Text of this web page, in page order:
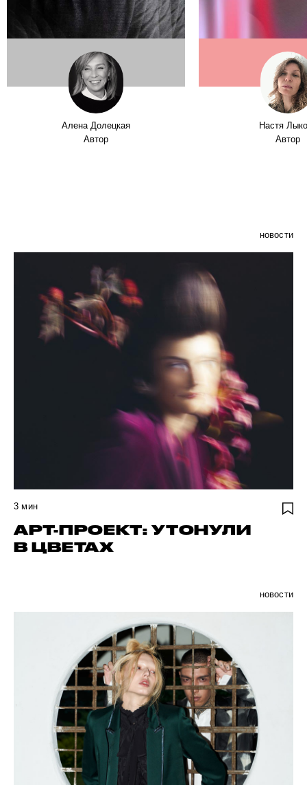
Алена Долецкая
Автор
Настя
Автор
новости
3 мин
АРТ-ПРОЕКТ: УТОНУЛИ
В ЦВЕТАХ
новости